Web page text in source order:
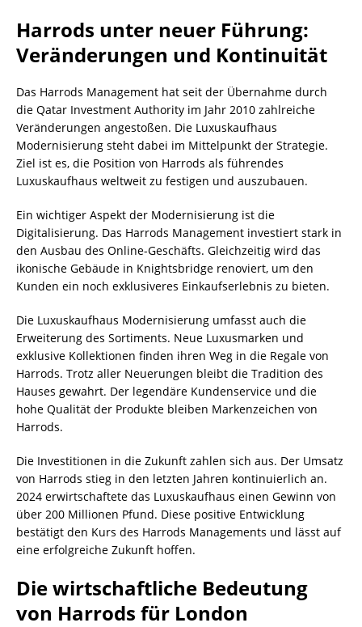
Harrods unter neuer Führung:
Veränderungen und Kontinuität
Das Harrods Management hat seit der Übernahme durch
die Qatar Investment Authority im Jahr 2010 zahlreiche
Veränderungen angestoßen. Die Luxuskaufhaus
Modernisierung steht dabei im Mittelpunkt der Strategie.
Ziel ist es, die Position von Harrods als führendes
Luxuskaufhaus weltweit zu festigen und auszubauen.
Ein wichtiger Aspekt der Modernisierung ist die
Digitalisierung. Das Harrods Management investiert stark in
den Ausbau des Online-Geschäfts. Gleichzeitig wird das
ikonische Gebäude in Knightsbridge renoviert, um den
Kunden ein noch exklusiveres Einkaufserlebnis zu bieten.
Die Luxuskaufhaus Modernisierung umfasst auch die
Erweiterung des Sortiments. Neue Luxusmarken und
exklusive Kollektionen finden ihren Weg in die Regale von
Harrods. Trotz aller Neuerungen bleibt die Tradition des
Hauses gewahrt. Der legendäre Kundenservice und die
hohe Qualität der Produkte bleiben Markenzeichen von
Harrods.
Die Investitionen in die Zukunft zahlen sich aus. Der Umsatz
von Harrods stieg in den letzten Jahren kontinuierlich an.
2024 erwirtschaftete das Luxuskaufhaus einen Gewinn von
über 200 Millionen Pfund. Diese positive Entwicklung
bestätigt den Kurs des Harrods Managements und lässt auf
eine erfolgreiche Zukunft hoffen.
Die wirtschaftliche Bedeutung
von Harrods für London